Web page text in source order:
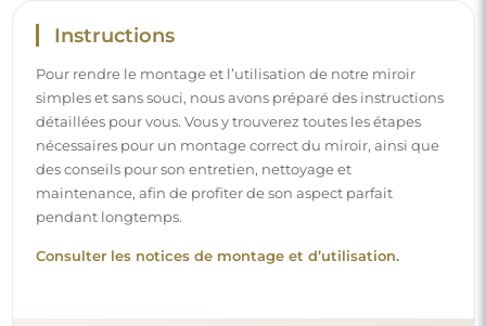
Instructions
Pour rendre le montage et l’utilisation de notre miroir
simples et sans souci, nous avons préparé des instructions
détaillées pour vous. Vous y trouverez toutes les étapes
nécessaires pour un montage correct du miroir, ainsi que
des conseils pour son entretien, nettoyage et
maintenance, afin de profiter de son aspect parfait
pendant longtemps.
Consulter les notices de montage et d’utilisation.